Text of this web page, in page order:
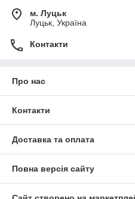
м. Луцьк
Луцьк, Україна
Контакти
Про нас
Контакти
Доставка та оплата
Повна версія сайту